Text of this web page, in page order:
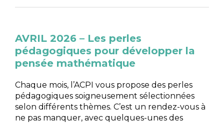
AVRIL 2026 – Les perles
pédagogiques pour développer la
pensée mathématique
Chaque mois, l’ACPI vous propose des perles
pédagogiques soigneusement sélectionnées
selon différents thèmes. C’est un rendez-vous à
ne pas manquer, avec quelques-unes des